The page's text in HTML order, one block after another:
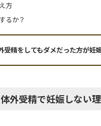
方
るか？
受精をしてもダメだった方が妊
外受精で妊娠しない